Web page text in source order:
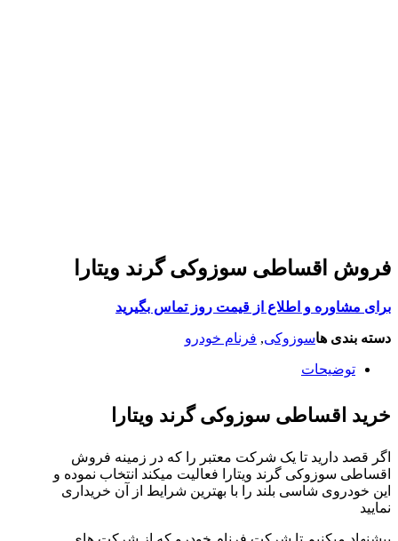
فروش اقساطی سوزوکی گرند ویتارا
برای مشاوره و اطلاع از قیمت روز تماس بگیرید
دسته بندی هاسوزوکی, فرنام خودرو
توضیحات
خرید اقساطی سوزوکی گرند ویتارا
اگر قصد دارید تا یک شرکت معتبر را که در زمینه فروش
اقساطی سوزوکی گرند ویتارا فعالیت میکند انتخاب نموده و
این خودروی شاسی بلند را با بهترین شرایط از آن خریداری
نمایید